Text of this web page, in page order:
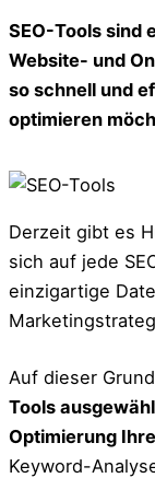
SEO-Tools sind
Website- und
so schnell und
optimieren
Derzeit gibt es
sich auf jede
einzigartige
Auf dieser
Tools
Optimierung
Keyword-